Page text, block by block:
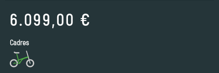
6.099,00 €
Cadres